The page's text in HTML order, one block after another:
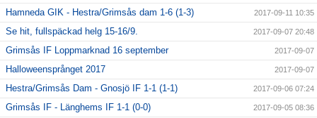
Hamneda GIK - Hestra/Grimsås dam 1-6 (1-3) 2017-09-11 10:35
Se hit, fullspäckad helg 15-16/9. 2017-09-07 20:48
Grimsås IF Loppmarknad 16 september 2017-09-07
Halloweensprånget 2017 2017-09-07
Hestra/Grimsås Dam - Gnosjö IF 1-1 (1-1) 2017-09-06 07:24
Grimsås IF - Länghems IF 1-1 (0-0) 2017-09-05 08:36